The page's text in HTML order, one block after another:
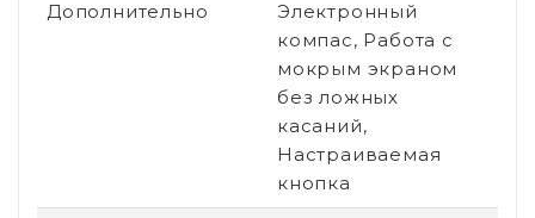
Дополнительно
Электронный
компас, Работа с
мокрым экраном
без ложных
касаний,
Настраиваемая
кнопка